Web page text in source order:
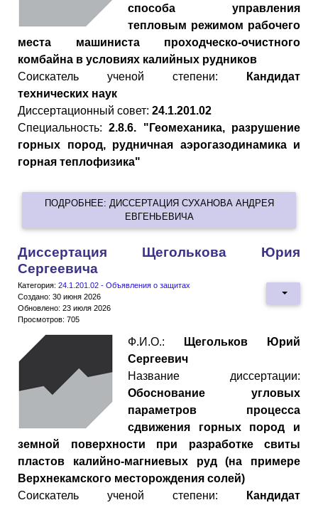
способа управления
тепловым режимом рабочего
места машиниста проходческо-очистного
комбайна в условиях калийных рудников
Cоискатель ученой степени: Кандидат
технических наук
Диссертационный совет: 24.1.201.02
Специальность:2.8.6. "Геомеханика, разрушение
горных пород, рудничная аэрогазодинамика и
горная теплофизика"
ПОДРОБНЕЕ: ДИССЕРТАЦИЯ СУХАНОВА АНДРЕЯ
ЕВГЕНЬЕВИЧА
Диссертация Щеголькова Юрия
Сергеевича
Категория: 24.1.201.02 - Объявления о защитах
Создано: 30 июня 2026
Обновлено: 23 июля 2026
Просмотров: 705
Ф.И.О.:
Щегольков Юрий
Сергеевич
Название диссертации:
Обоснование угловых
параметров процесса
сдвижения горных пород и
земной поверхности при разработке свиты
пластов калийно-магниевых руд (на примере
Верхнекамского месторождения солей)
Cоискатель ученой степени: Кандидат